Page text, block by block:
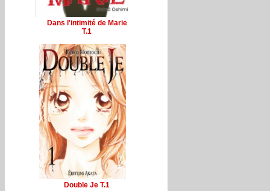
Dans l'intimité de Marie
T.1
Double Je T.1